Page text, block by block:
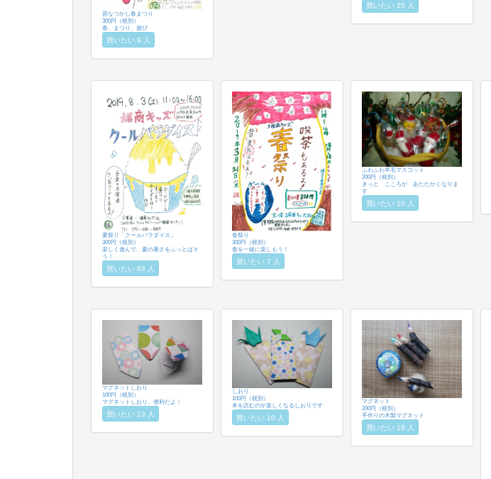
昔なつかし春まつり
300円（税別）
春、まつり、遊び
買いたい 9 人
買いたい 25 人
夏祭り「クールパラダイス」
300円（税別）
楽しく遊んで、夏の暑さをふっとばそ
う！
買いたい 63 人
春祭り
300円（税別）
春を一緒に楽しもう！
買いたい 7 人
ふわふわ羊毛マスコット
200円（税別）
きっと こころが あたたかくなりま
す
買いたい 10 人
マグネットしおり
100円（税別）
マグネットしおり、便利だよ！
買いたい 13 人
しおり
100円（税別）
本を読むのが楽しくなるしおりです
買いたい 10 人
マグネット
200円（税別）
手作りの木製マグネット
買いたい 18 人